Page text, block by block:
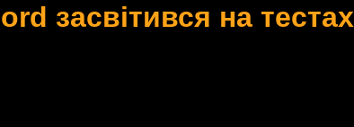
засвітився на тестах